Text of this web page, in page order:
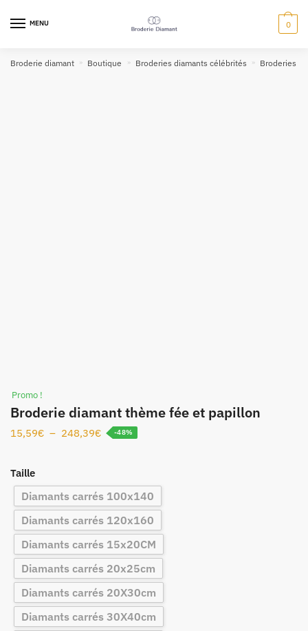
MENU 0
Broderie diamant » Boutique Broderies diamants célébrités Broderies
Promo !
Broderie diamant thème fée et papillon
15,59€ – 248,39€ -48%
Taille
Diamants carrés 100x140
Diamants carrés 120x160
Diamants carrés 15x20CM
Diamants carrés 20x25cm
Diamants carrés 20X30cm
Diamants carrés 30X40cm